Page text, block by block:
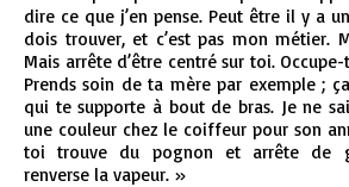
dire ce que j’en pense. Peut être il y a
dois trouver, et c’est pas mon métier.
Mais arrête d’être centré sur toi.
Prends soin de ta mère par exemple ;
qui te supporte à bout de bras. Je ne
une couleur chez le coiffeur pour son
toi trouve du pognon et arrête de
renverse la vapeur. »